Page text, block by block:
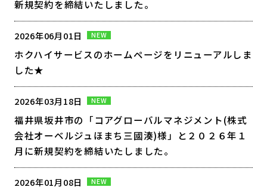
新規契約を締結いたしました。
2026年06月01日 NEW
ホクハイサービスのホームページをリニューアルしま
した★
2026年03月18日 NEW
福井県坂井市の「コアグローバルマネジメント(株式
会社オーベルジュほまち三國湊)様」と２０２６年１
月に新規契約を締結いたしました。
2026年01月08日 NEW